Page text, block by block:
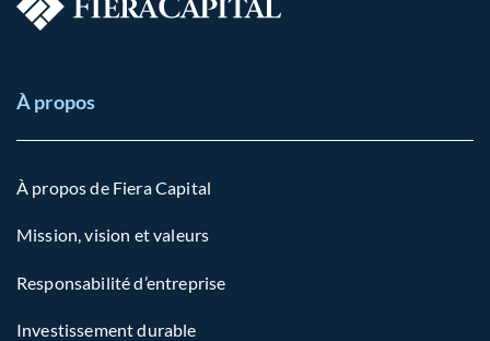
À propos
À propos de Fiera Capital
Mission, vision et valeurs
Responsabilité d’entreprise
Investissement durable